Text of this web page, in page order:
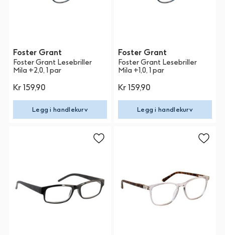
Foster Grant
Foster Grant Lesebriller
Mila +2,0, 1 par
Kr 159,90
Legg i handlekurv
Foster Grant
Foster Grant Lesebriller
Mila +1,0, 1 par
Kr 159,90
Legg i handlekurv